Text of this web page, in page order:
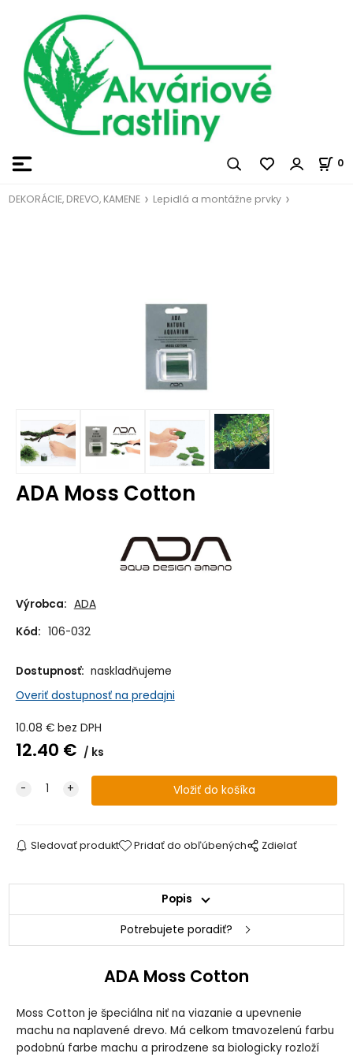
0
DEKORÁCIE, DREVO, KAMENE Lepidlá a montážne prvky
ADA Moss Cotton
Výrobca: ADA
Kód: 106-032
Dostupnosť: naskladňujeme
Overiť dostupnosť na predajni
10.08 € bez DPH
12.40 € ks
Sledovať produkt Pridať do obľúbených Zdielať
Popis
Potrebujete poradiť?
ADA Moss Cotton
Moss Cotton je špeciálna niť na viazanie a upevnenie
machu na naplavené drevo. Má celkom tmavozelenú farbu
podobnú farbe machu a prirodzene sa biologicky rozloží